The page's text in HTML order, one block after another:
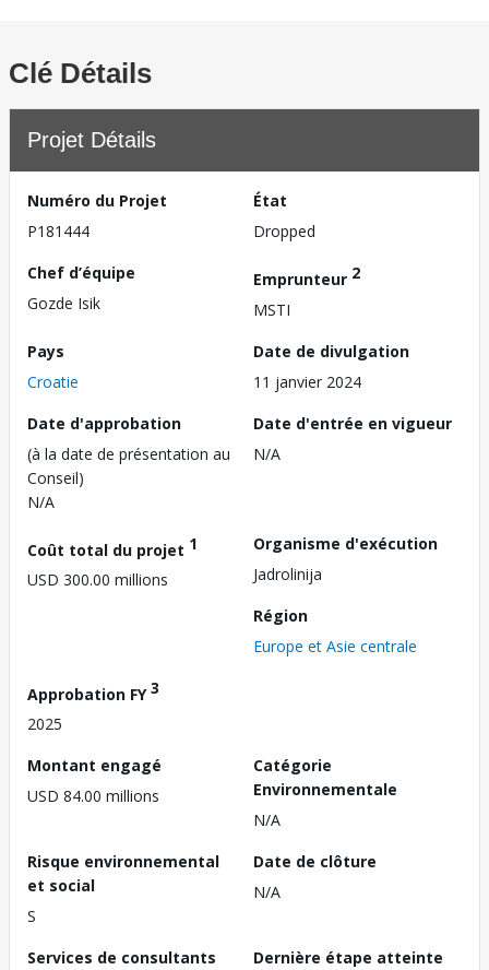
Clé Détails
Projet Détails
Numéro du Projet
P181444
État
Dropped
Chef d’équipe
Gozde Isik
Emprunteur 2
MSTI
Pays
Croatie
Date de divulgation
11 janvier 2024
Date d'approbation
(à la date de présentation au
Conseil)
N/A
Date d'entrée en vigueur
N/A
Coût total du projet 1
USD 300.00 millions
Organisme d'exécution
Jadrolinija
Région
Europe et Asie centrale
Approbation FY3
2025
Montant engagé
USD 84.00 millions
Catégorie
Environnementale
N/A
Risque environnemental
et social
S
Date de clôture
N/A
Services de consultants
Dernière étape atteinte